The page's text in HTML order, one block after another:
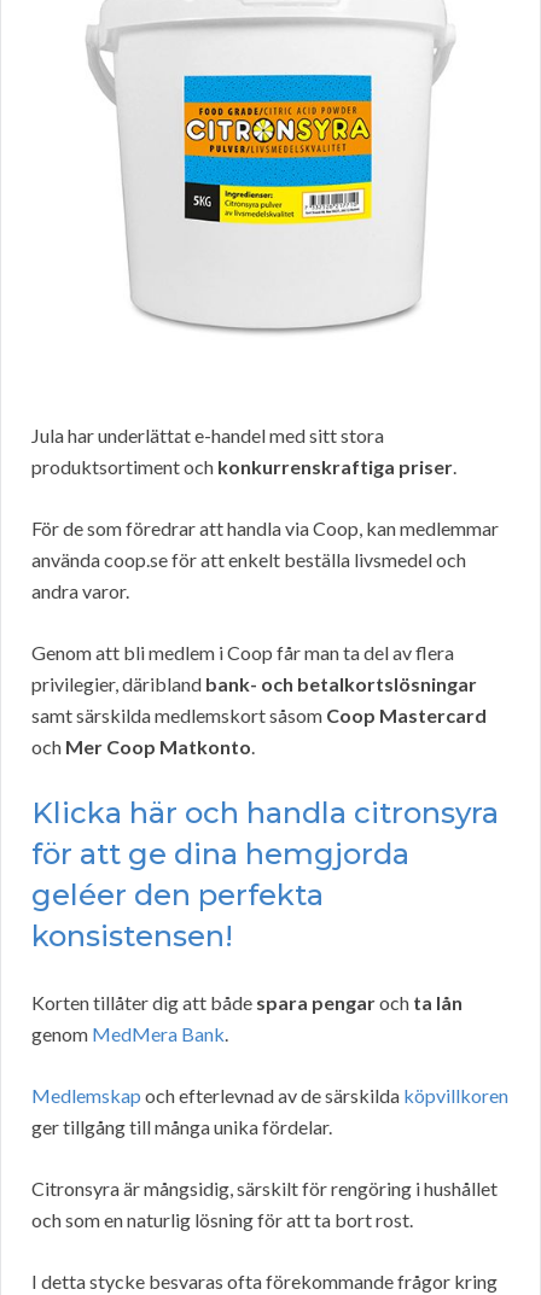
Jula har underlättat e-handel med sitt stora
produktsortiment och konkurrenskraftiga priser.
För de som föredrar att handla via Coop, kan medlemmar
använda coop.se för att enkelt beställa livsmedel och
andra varor.
Genom att bli medlem i Coop får man ta del av flera
privilegier, däribland bank- och betalkortslösningar
samt särskilda medlemskort såsom Coop Mastercard
och Mer Coop Matkonto.
Klicka här och handla citronsyra
för att ge dina hemgjorda
geléer den perfekta
konsistensen!
Korten tillåter dig att både spara pengaroch ta lån
genom MedMera Bank.
Medlemskap och efterlevnad av de särskilda köpvillkoren
ger tillgång till många unika fördelar.
Citronsyra är mångsidig, särskilt för rengöring i hushållet
och som en naturlig lösning för att ta bort rost.
I detta stycke besvaras ofta förekommande frågor kring